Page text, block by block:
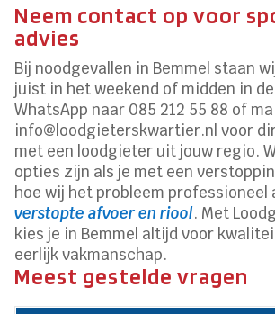
Neem contact op voor
advies
Bij noodgevallen in Bemmel staan
juist in het weekend of midden in
WhatsApp naar 085 212 55 88 of
info@loodgieterskwartier.nl voor
met een loodgieter uit jouw regio.
opties zijn als je met een
hoe wij het probleem professioneel
verstopte afvoer en riool. Met
kies je in Bemmel altijd voor
eerlijk vakmanschap.
Meest gestelde vragen